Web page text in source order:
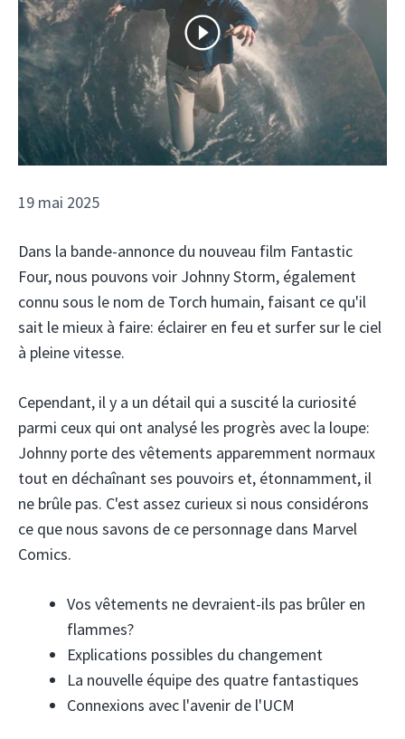
19 mai 2025
Dans la bande-annonce du nouveau film Fantastic
Four, nous pouvons voir Johnny Storm, également
connu sous le nom de Torch humain, faisant ce qu'il
sait le mieux à faire: éclairer en feu et surfer sur le ciel
à pleine vitesse.
Cependant, il y a un détail qui a suscité la curiosité
parmi ceux qui ont analysé les progrès avec la loupe:
Johnny porte des vêtements apparemment normaux
tout en déchaînant ses pouvoirs et, étonnamment, il
ne brûle pas. C'est assez curieux si nous considérons
ce que nous savons de ce personnage dans Marvel
Comics.
Vos vêtements ne devraient-ils pas brûler en
flammes?
Explications possibles du changement
La nouvelle équipe des quatre fantastiques
Connexions avec l'avenir de l'UCM